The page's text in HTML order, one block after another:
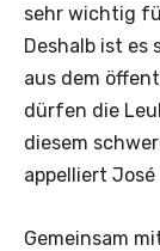
sehr wichtig
Deshalb ist es
aus dem
dürfen die
diesem
appelliert José
Gemeinsam